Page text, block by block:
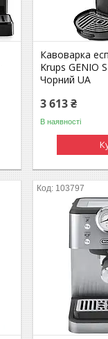
Кавоварка
Krups GENIO
Чорний UA
3 613 ₴
В наявності
103797